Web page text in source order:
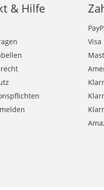
& Hilfe
Visa